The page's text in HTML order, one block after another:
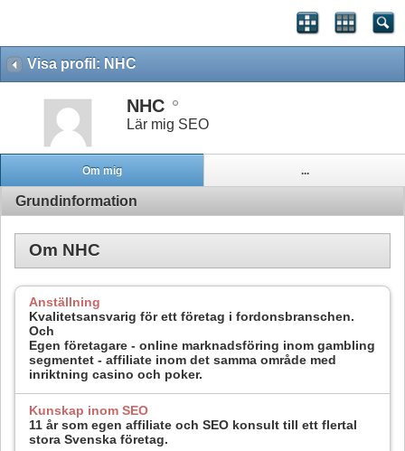
Visa profil: NHC
NHC
Lär mig SEO
Om mig ...
Grundinformation
Om NHC
Anställning
Kvalitetsansvarig för ett företag i fordonsbranschen.
Och
Egen företagare - online marknadsföring inom gambling
segmentet - affiliate inom det samma område med
inriktning casino och poker.
Kunskap inom SEO
11 år som egen affiliate och SEO konsult till ett flertal
stora Svenska företag.